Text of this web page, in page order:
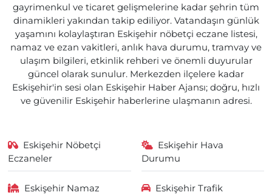
gayrimenkul ve ticaret gelişmelerine kadar şehrin tüm
dinamikleri yakından takip ediliyor. Vatandaşın günlük
yaşamını kolaylaştıran Eskişehir nöbetçi eczane listesi,
namaz ve ezan vakitleri, anlık hava durumu, tramvay ve
ulaşım bilgileri, etkinlik rehberi ve önemli duyurular
güncel olarak sunulur. Merkezden ilçelere kadar
Eskişehir'in sesi olan Eskişehir Haber Ajansı; doğru, hızlı
ve güvenilir Eskişehir haberlerine ulaşmanın adresi.
Eskişehir Nöbetçi
Eczaneler
Eskişehir Hava
Durumu
Eskişehir Namaz
Eskişehir Trafik